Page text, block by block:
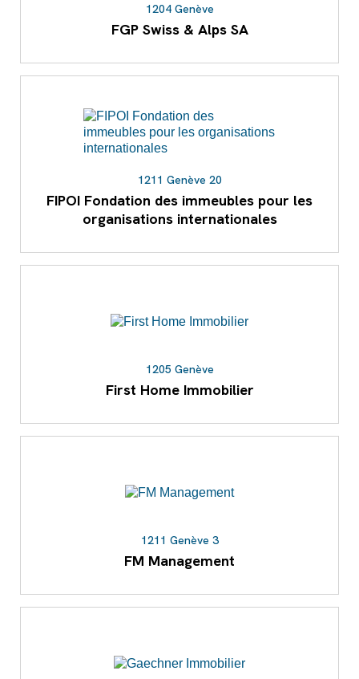
1204 Genève
FGP Swiss & Alps SA
1211 Genève 20
FIPOI Fondation des immeubles pour les
organisations internationales
1205 Genève
First Home Immobilier
1211 Genève 3
FM Management